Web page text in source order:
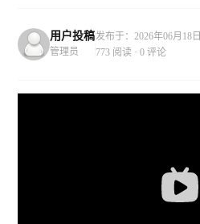
用户投稿
管理员
发布于：2026年06月18日
773 阅读 · 0 评论